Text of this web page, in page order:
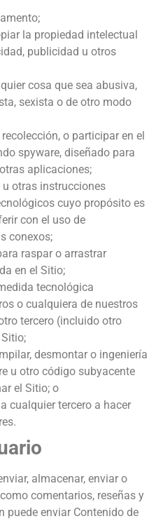
la propiedad intelectual
publicidad u otros
cosa que sea abusiva,
sexista o de otro modo
o participar en el
spyware, diseñado para
aplicaciones;
otras instrucciones
cuyo propósito es
con el uso de
conexos;
raspar o arrastrar
en el Sitio;
tecnológica
o cualquiera de nuestros
tercero (incluido otro
desmontar o ingeniería
u otro código subyacente
el Sitio; o
cualquier tercero a hacer
almacenar, enviar o
comentarios, reseñas y
puede enviar Contenido de